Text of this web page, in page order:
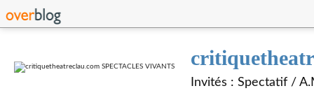
Invités : Spectatif /